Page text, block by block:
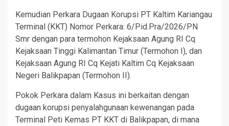
Kemudian Perkara Dugaan Korupsi PT Kaltim Kariangau
Terminal (KKT) Nomor Perkara: 6/Pid.Pra/2026/PN
Smr dengan para termohon Kejaksaan Agung RI Cq
Kejaksaan Tinggi Kalimantan Timur (Termohon I), dan
Kejaksaan Agung RI Cq Kejati Kaltim Cq Kejaksaan
Negeri Balikpapan (Termohon II).
Pokok Perkara dalam Kasus ini berkaitan dengan
dugaan korupsi penyalahgunaan kewenangan pada
Terminal Peti Kemas PT KKT di Balikpapan, di mana